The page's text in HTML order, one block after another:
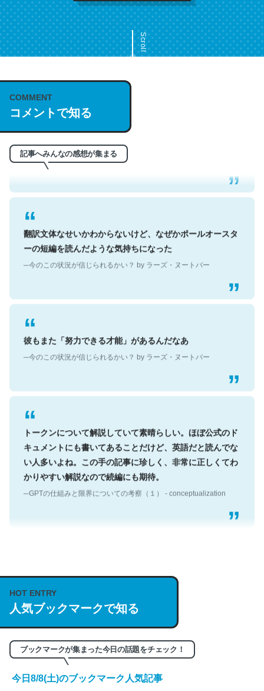
Scroll
COMMENT
コメントで知る
記事へみんなの感想が集まる
これは名文。彼はとてもクレバーなんだろうなと凄く思
う。英語少しでも読める人は原文もお勧め。自分はこの流
─今のこの状況が信じられるかい？ by ラーズ・ヌートバー
翻訳文体なせいかわからないけど、なぜかポールオースタ
ーの短編を読んだような気持ちになった
─今のこの状況が信じられるかい？ by ラーズ・ヌートバー
彼もまた「努力できる才能」があるんだなあ
─今のこの状況が信じられるかい？ by ラーズ・ヌートバー
トークンについて解説していて素晴らしい。ほぼ公式のド
キュメントにも書いてあることだけど、英語だと読んでな
い人多いよね。この手の記事に珍しく、非常に正しくてわ
かりやすい解説なので続編にも期待。
─GPTの仕組みと限界についての考察（１） - conceptualization
説してる記事が少ないので貴重な良記事。/続編来た
https://isobe324649.hatenablog.com/entry/2023/03/27
/064121
─GPTの仕組みと限界についての考察（１） - conceptualization
HOT ENTRY
人気ブックマークで知る
ブックマークが集まった今日の話題をチェック！
今日8/8(土)のブックマーク人気記事